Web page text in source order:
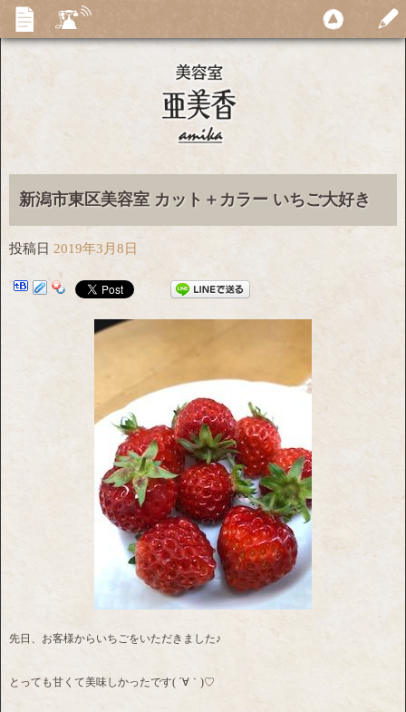
新潟市東区美容室 カット＋カラー いちご大好き
投稿日 2019年3月8日
先日、お客様からいちごをいただきました♪
とっても甘くて美味しかったです( ´∀｀)♡